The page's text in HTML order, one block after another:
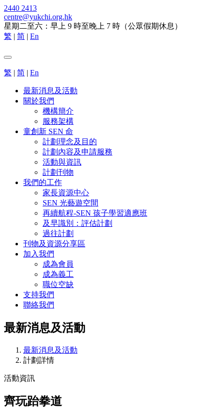
2440 2413
centre@yukchi.org.hk
星期二至六：早上 9 時至晚上 7 時（公眾假期休息）
繁 | 简 | En
繁 | 简 | En
最新消息及活動
關於我們
機構簡介
服務架構
童創新 SEN 命
計劃理念及目的
計劃內容及申請服務
活動與資訊
計劃刊物
我們的工作
家長資源中心
SEN 光藝遊空間
再續航程-SEN 孩子學習適應班
及早識別：評估計劃
過往計劃
刊物及資源分享區
加入我們
成為會員
成為義工
職位空缺
支持我們
聯絡我們
最新消息及活動
最新消息及活動
計劃詳情
活動資訊
齊玩跆拳道